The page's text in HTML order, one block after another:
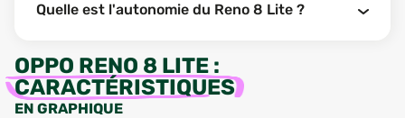
Quelle est l'autonomie du Reno 8 Lite ?
OPPO RENO 8 LITE :
CARACTÉRISTIQUES
EN GRAPHIQUE